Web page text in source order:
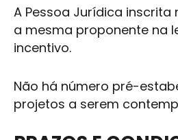
A Pessoa Jurídica inscrita
a mesma proponente na
incentivo.
Não há número pré-
projetos a serem